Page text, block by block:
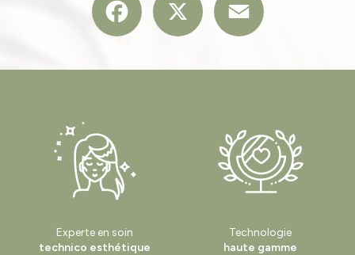
Experte en soin
technico esthétique
Technologie
haute gamme